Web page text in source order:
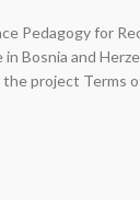
Pedagogy for
Bosnia and
project Terms